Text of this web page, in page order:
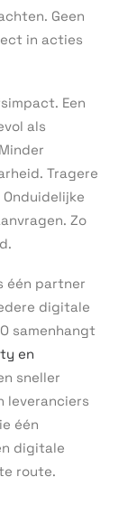
Geen
in acties
Een
als
Tragere
Zo
één partner
digitale
samenhangt
en
sneller
leveranciers
één
digitale
route.